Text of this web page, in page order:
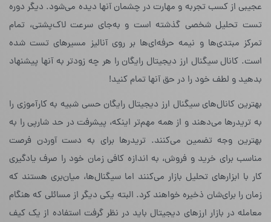
عجیبی از کسب تجربه و مهارت در چشمان آنها دیده می‌شود. دیگر دوره
تست تحلیل شخصی گذشته است و به‌جای سرعت لاک‌پشتی، تمام
تمرکز مبتدی‌ها و نیمه حرفه‌ای‌ها بر روی آنالیز مسیرهای تست شده
است. کانال سیگنال ارز دیجیتال رایگان را هر چه زودتر به آنها پیشنهاد
بدهید و لطف خود را در حق آنها تمام کنید!
بهترین کانال‌های سیگنال ارز دیجیتال رایگان حسی شبیه به کارآموزی را
به تریدرها می‌دهند و از همه مهم‌تر اینکه، پیشرفت در حد شارپی را به
بهترین وجه تضمین می‌کنند. تریدر‌ها برای به دست آوردن فرصت
مناسب برای خرید و فروش، به اندازه کافی زمان خود را صرف یادگیری
کار با ابزارهای تحلیل بازار می‌کنند اما سیگنال‌ها، میان‌بری هستند که
زمان را برای‌شان ذخیره خواهند کرد. البته یکی دیگر از مسائلی که هنگام
معامله در بازار ارزهای دیجیتال باید در نظر گرفت استفاده از یک کیف